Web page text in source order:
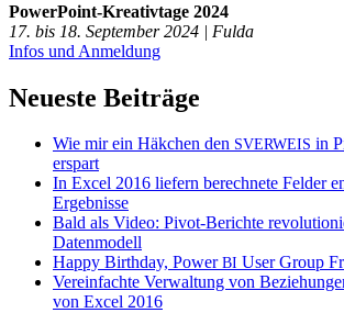
PowerPoint-Kreativtage 2024
17. bis 18. September 2024 | Fulda
Infos und Anmeldung
Neueste Beiträge
Wie mir ein Häkchen den SVERWEIS in
erspart
In Excel 2016 liefern berechnete Felder
Ergebnisse
Bald als Video: Pivot-Berichte
Datenmodell
Happy Birthday, PowerBI User Group
Vereinfachte Verwaltung von
von Excel 2016